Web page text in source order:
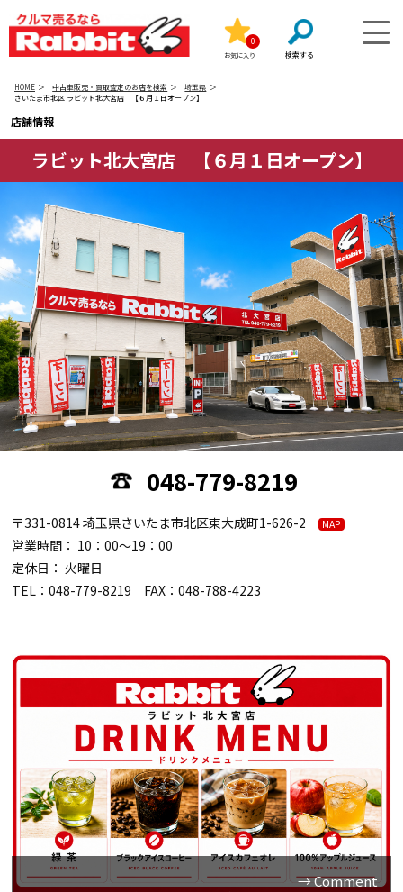
お気に入り
0
HOME 中古車販売・買取査定のお店を検索
埼玉県
さいたま市北区 ラビット北大宮店 【６月１日オープン】
店舗情報
ラビット北大宮店 【６月１日オープン】
048-779-8219
〒331-0814 埼玉県さいたま市北区東大成町1-626-2 MAP
営業時間： 10：00～19：00
定休日： 火曜日
TEL：048-779-8219 FAX：048-788-4223